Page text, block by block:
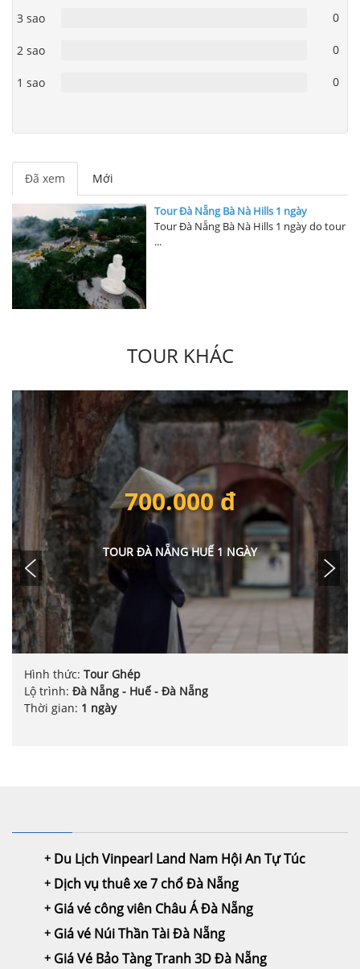
3 sao 0
2 sao 0
1 sao 0
Đã xem Mới
Tour Đà Nẵng Bà Nà Hills 1 ngày
Tour Đà Nẵng Bà Nà Hills 1 ngày do tour
...
TOUR KHÁC
700.000 đ
ĐÀ NẴNG HUẾ 1 NGÀY
Huế - Đà Nẵng
TOUR
Du Lịch Vinpearl Land Nam Hội An Tự Túc
Dịch vụ thuê xe 7 chổ Đà Nẵng
Giá vé công viên Châu Á Đà Nẵng
Giá vé Núi Thần Tài Đà Nẵng
Giá Vé Bảo Tàng Tranh 3D Đà Nẵng